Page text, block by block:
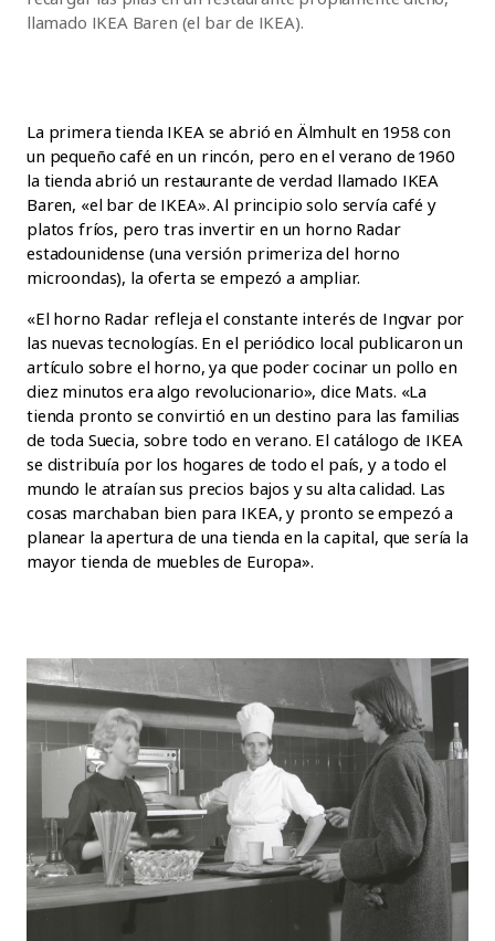
llamado IKEA Baren (el bar de IKEA).
La primera tienda IKEA se abrió en Älmhult en 1958 con
un pequeño café en un rincón, pero en el verano de 1960
la tienda abrió un restaurante de verdad llamado IKEA
Baren, «el bar de IKEA». Al principio solo servía café y
platos fríos, pero tras invertir en un horno Radar
estadounidense (una versión primeriza del horno
microondas), la oferta se empezó a ampliar.
«El horno Radar refleja el constante interés de Ingvar por
las nuevas tecnologías. En el periódico local publicaron un
artículo sobre el horno, ya que poder cocinar un pollo en
diez minutos era algo revolucionario», dice Mats. «La
tienda pronto se convirtió en un destino para las familias
de toda Suecia, sobre todo en verano. El catálogo de IKEA
se distribuía por los hogares de todo el país, y a todo el
mundo le atraían sus precios bajos y su alta calidad. Las
cosas marchaban bien para IKEA, y pronto se empezó a
planear la apertura de una tienda en la capital, que sería la
mayor tienda de muebles de Europa».